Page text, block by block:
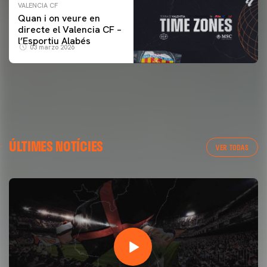
VALENCIA CF
Quan i on veure en
directe el Valencia CF –
l’Esportiu Alabés
03 marzo 2026
ÚLTIMES NOTÍCIES VER TODAS